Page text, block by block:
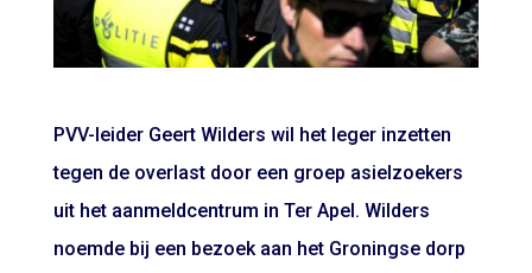
PVV-leider Geert Wilders wil het leger inzetten
tegen de overlast door een groep asielzoekers
uit het aanmeldcentrum in Ter Apel. Wilders
noemde bij een bezoek aan het Groningse dorp